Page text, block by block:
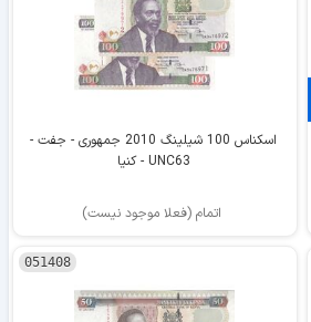
اسکناس 100 شیلینگ 2010 جمهوری - جفت -
UNC63 - کنیا
اتمام (فعلا موجود نیست)
051408